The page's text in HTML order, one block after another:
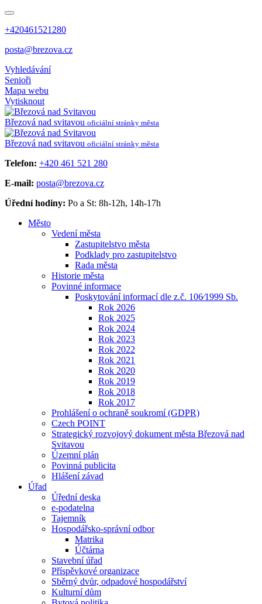
+420461521280
posta@brezova.cz
Vyhledávání
Senioři
Mapa webu
Vytisknout
Březová nad svitavou oficiální stránky města
Březová nad svitavou oficiální stránky města
Telefon: +420 461 521 280
E-mail: posta@brezova.cz
Úřední hodiny: Po a St: 8h-12h, 14h-17h
Město
Vedení města
Zastupitelstvo města
Podklady pro zastupitelstvo
Rada města
Historie města
Povinné informace
Poskytování informací dle z.č. 106⁄1999 Sb.
Rok 2026
Rok 2025
Rok 2024
Rok 2023
Rok 2022
Rok 2021
Rok 2020
Rok 2019
Rok 2018
Rok 2017
Prohlášení o ochraně soukromí (GDPR)
Czech POINT
Strategický rozvojový dokument města Březová nad
Svitavou
Územní plán
Povinná publicita
Hlášení závad
Úřad
Úřední deska
e-podatelna
Tajemník
Hospodářsko-správní odbor
Matrika
Účtárna
Stavební úřad
Příspěvkové organizace
Sběrný dvůr, odpadové hospodářství
Kulturní dům